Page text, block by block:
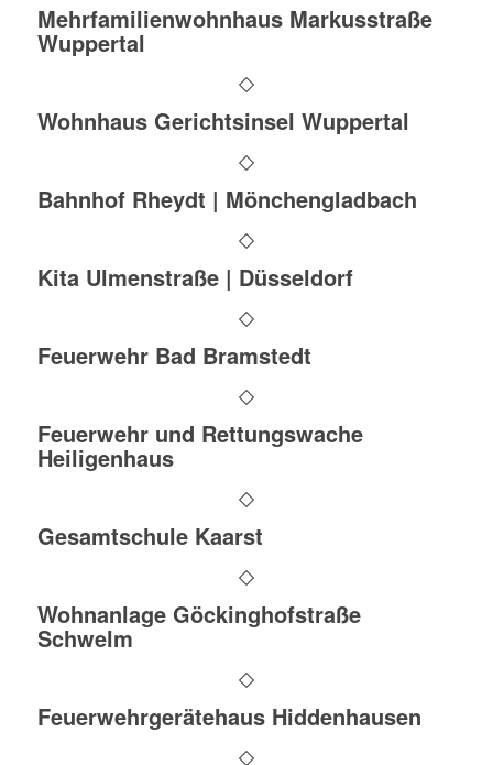
Mehrfamilienwohnhaus Markusstraße
Wuppertal
Wohnhaus Gerichtsinsel Wuppertal
Bahnhof Rheydt | Mönchengladbach
Kita Ulmenstraße | Düsseldorf
Feuerwehr Bad Bramstedt
Feuerwehr und Rettungswache
Heiligenhaus
Gesamtschule Kaarst
Wohnanlage Göckinghofstraße
Schwelm
Feuerwehrgerätehaus Hiddenhausen